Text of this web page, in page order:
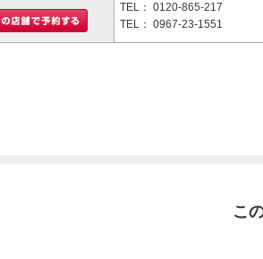
TEL： 0120-865-217
TEL： 0967-23-1551
こ